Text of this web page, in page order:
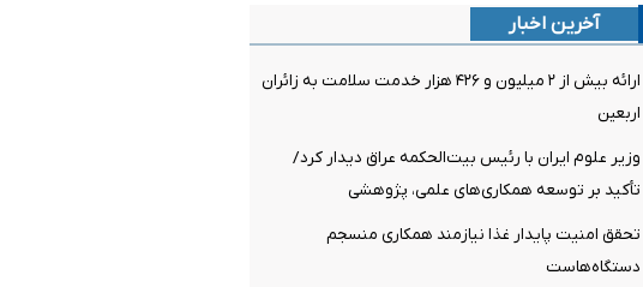
آخرین اخبار
ارائه بیش از ۲ میلیون و ۴۲۶ هزار خدمت سلامت به زائران
اربعین
وزیر علوم ایران با رئیس بیت‌الحکمه عراق دیدار کرد/
تأکید بر توسعه همکاری‌های علمی، پژوهشی
تحقق امنیت پایدار غذا نیازمند همکاری منسجم
دستگاه‌‌هاست